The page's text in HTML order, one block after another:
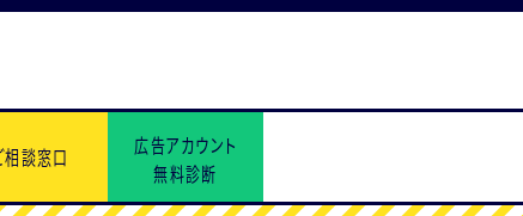
相談窓口
広告アカウント
無料診断